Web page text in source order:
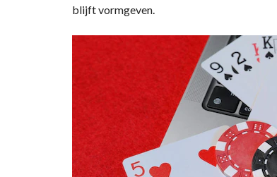
blijft vormgeven.